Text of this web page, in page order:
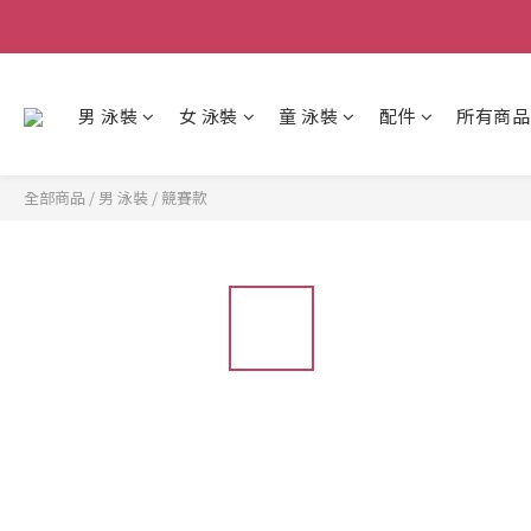
男 泳裝 女 泳裝 童 泳裝 配件 所有商品
全部商品 / 男 泳裝 / 競賽款